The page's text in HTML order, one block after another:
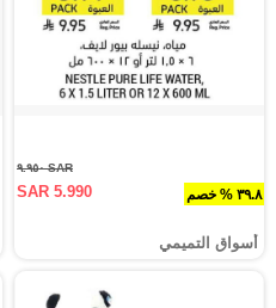
٣٩.٨ % خصم
SAR ٩.٩٥٠
SAR 5.990
أسواق التميمي